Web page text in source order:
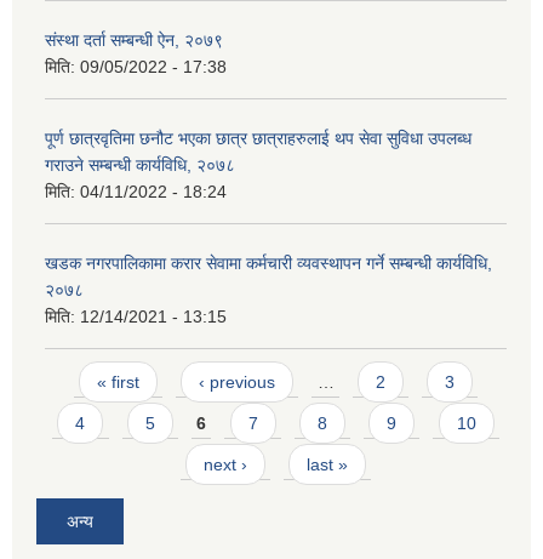
संस्था दर्ता सम्बन्धी ऐन, २०७९
मिति: 09/05/2022 - 17:38
पूर्ण छात्रवृतिमा छनौट भएका छात्र छात्राहरुलाई थप सेवा सुविधा उपलब्ध
गराउने सम्बन्धी कार्यविधि, २०७८
मिति: 04/11/2022 - 18:24
खडक नगरपालिकामा करार सेवामा कर्मचारी व्यवस्थापन गर्ने सम्बन्धी कार्यविधि,
२०७८
मिति: 12/14/2021 - 13:15
Pages
« first ‹ previous … 2 3
4 5 6 7 8 9 10
next › last »
अन्य